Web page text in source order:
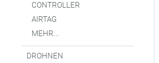
CONTROLLER
AIRTAG
MEHR...
DROHNEN